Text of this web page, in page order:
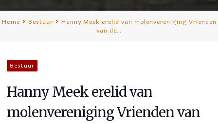
Home Bestuur
Hanny Meek erelid van molenvereniging Vrienden
van de…
Bestuur
Hanny Meek erelid van
molenvereniging Vrienden van